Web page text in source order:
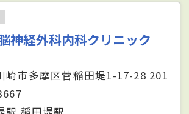
神経外科内科クリニック
崎市多摩区菅稲田堤1-17-28 201